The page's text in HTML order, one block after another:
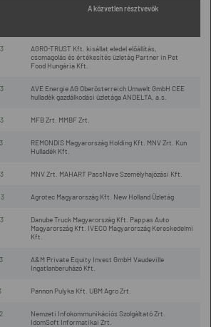
A közvetlen résztvevők
AGRO-TRUST Kft. kisállat eledel előállítás,
csomagolás és értékesítés üzletág Partner in Pet
Food Hungária Kft.
AVE Energie AG Oberösterreich Umwelt GmbH CEE
hulladék gazdálkodási üzletága ANDELTA, a.s.
MFB Zrt. MMBF Zrt.
REMONDIS Magyarország Holding Kft. MNV Zrt. Kun
Hulladék Kft.
MNV Zrt. MAHART PassNave Személyhajózási Kft.
Agrotec Magyarország Kft. New Holland Üzletág
Danube Truck Magyarország Kft. Pappas Auto
Magyarország Kft. IVECO Magyarország Kereskedelmi
Kft.
A&M Private Equity Invest GmbH Vaudeville
Ingatlanberuházó Kft.
Pannon Pulyka Kft. UBM Agro Zrt.
Nemzeti Infokommunikációs Szolgáltató Zrt.
IdomSoft Informatikai Zrt.